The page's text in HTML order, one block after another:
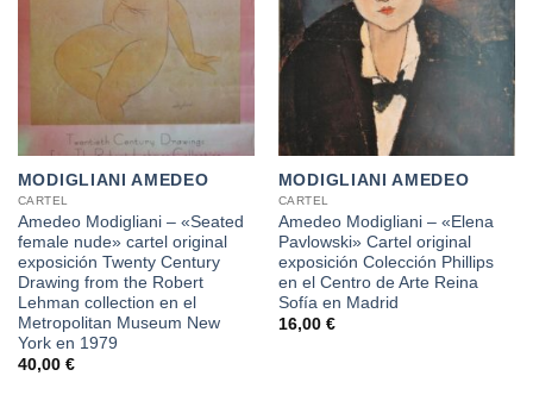
MODIGLIANI AMEDEO
CARTEL
Amedeo Modigliani – «Seated
female nude» cartel original
exposición Twenty Century
Drawing from the Robert
Lehman collection en el
Metropolitan Museum New
York en 1979
40,00 €
MODIGLIANI AMEDEO
CARTEL
Amedeo Modigliani – «Elena
Pavlowski» Cartel original
exposición Colección Phillips
en el Centro de Arte Reina
Sofía en Madrid
16,00 €